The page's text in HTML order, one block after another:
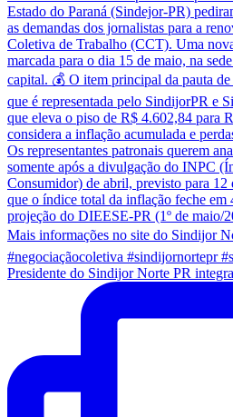
Presidente do Sindijor Norte PR